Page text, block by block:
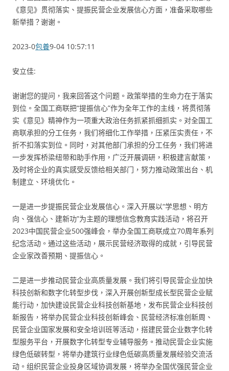
《意见》贯彻落实、提振民营企业发展信心方面，准备采取哪些
新举措？谢谢。
2023-0包養9-04 10:57:11
安立佳:
谢谢您的提问，我来回答这个问题。政策举措的生命力在于落实
到位。全国工商联把“提振信心”作为全年工作的主线，将贯彻落
实《意见》精神作为一项重大政治任务抓紧抓细抓实。对全国工
商联承担的分工任务，我们将细化工作举措，压紧压实责任，不
折不扣落实到位。同时，对其他部门承担的分工任务，我们将进
一步发挥桥梁纽带和助手作用，广泛开展调研，积极建言献策，
及时将企业的真实感受反馈给相关部门，努力推动政策出台、机
制建立、环境优化。
一是进一步提振民营企业发展信心。深入开展以“学思想、明方
向、强信心、建新功”为主题的理想信念教育实践活动，将召开
2023中国民营企业500强峰会，举办全国工商联成立70周年系列
纪念活动。通过这些活动，展示民营经济取得的成就，引导民营
企业家改善预期、提振信心。
二是进一步推动民营企业高质量发展。我们将引导民营企业加快
科技创新和数字化转型步伐，深入开展创新型成长型民营企业赋
能行动，加快建设民营企业科技创新基地，发布民营企业科技创
新报告，将举办民营企业科技创新峰会、民营经济标准创新周、
民营企业国家发展和安全培训班等活动，搭建民营企业数字化转
型服务平台，开展数字化转型专业辅导服务。推动民营企业实施
绿色低碳转型，将举办建筑行业绿色低碳高质量发展经验交流活
动。组织民营企业投身区域协调发展，将举办全国优强民营企业